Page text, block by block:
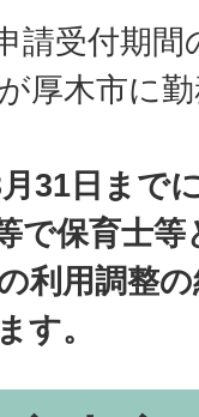
請受付期
厚木市に
31日まで
で保育士
利用調整
す。